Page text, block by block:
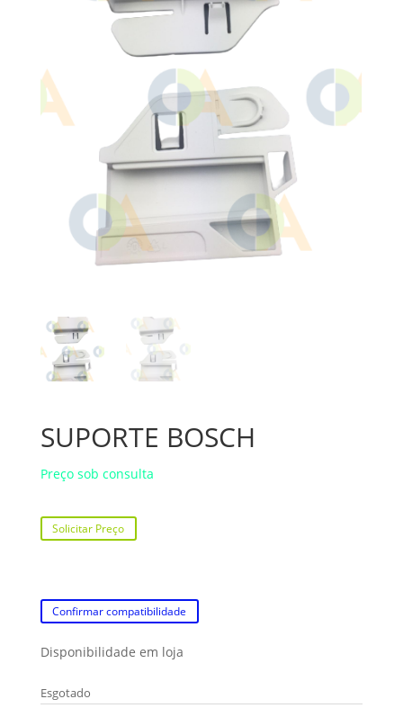
SUPORTE BOSCH
Preço sob consulta
Solicitar Preço
Confirmar compatibilidade
Disponibilidade em loja
Esgotado